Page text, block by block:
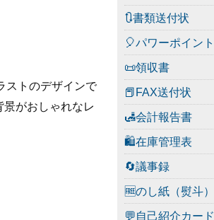
ストのデザインで
がおしゃれなレ
🔃書類送付状
🎈パワーポイント
📜領収書
📕FAX送付状
🛃会計報告書
🛍在庫管理表
🔄議事録
🆓のし紙（熨斗）
💬自己紹介カード